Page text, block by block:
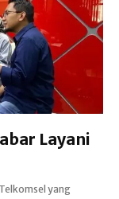
Layani